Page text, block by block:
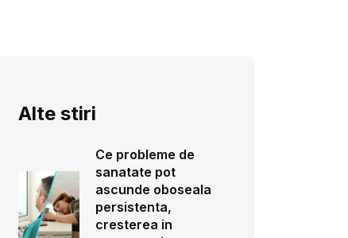
Alte stiri
Ce probleme de
sanatate pot
ascunde oboseala
persistenta,
cresterea in